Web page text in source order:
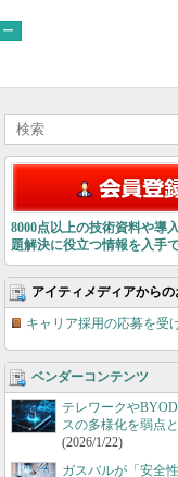
8000点以上の技術資料や導
題解決に役立つ情報を入手で
アイティメディアから
キャリア採用の応募を受
ベンダーコンテンツ
テレワークや
スの多様化を弱点
(2026/1/22)
ガスパルが「安全